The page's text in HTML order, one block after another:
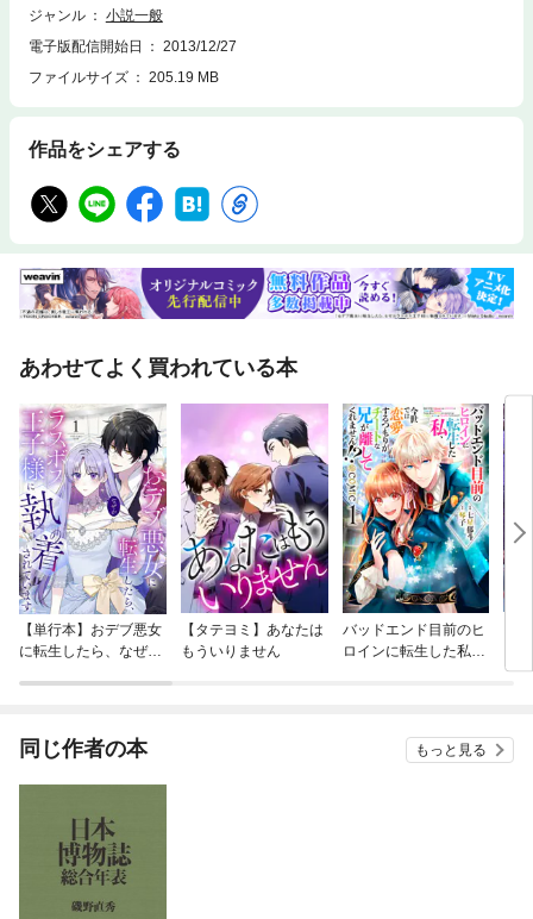
ジャンル
小説一般
電子版配信開始日
2013/12/27
ファイルサイズ
205.19 MB
作品をシェアする
あわせてよく買われている本
【単行本】おデブ悪女
に転生したら、なぜか
【タテヨミ】あなたは
もういりません
バッドエンド目前のヒ
ロインに転生した私、
同じ作者の本 もっと見る